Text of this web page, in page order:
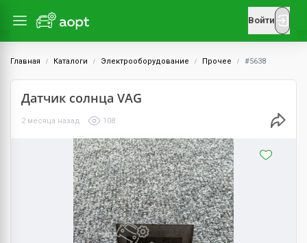
Войти
Главная Каталоги Электрооборудование Прочее #5638
Датчик солнца VAG
2 месяца назад 108